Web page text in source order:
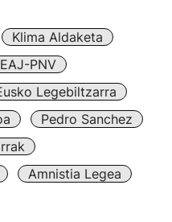
Klima Aldaketa
EAJ-PNV
Legebiltzarra
Pedro Sanchez
Amnistia Legea